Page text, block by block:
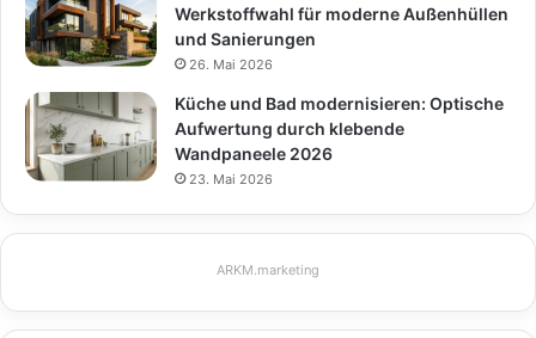
Werkstoffwahl für moderne Außenhüllen
und Sanierungen
26. Mai 2026
Küche und Bad modernisieren: Optische
Aufwertung durch klebende
Wandpaneele 2026
23. Mai 2026
ARKM.marketing